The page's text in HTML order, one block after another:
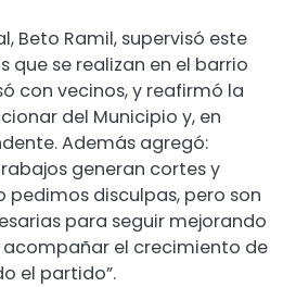
Beto Ramil, supervisó este
que se realizan en el barrio
con vecinos, y reafirmó la
del Municipio y, en
Además agregó:
generan cortes y
pedimos disculpas, pero son
para seguir mejorando
el crecimiento de
el partido”.